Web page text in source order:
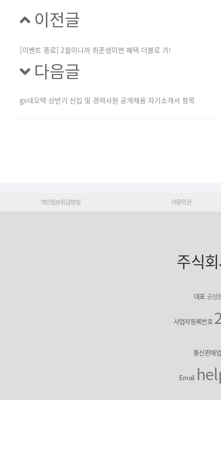
이전글
[이벤트 종료] 2월이니까 취준생이면 혜택 더블로 가!
다음글
gs네오텍 상반기 신입 및 경력사원 공개채용 자기소개서 항목
개인정보취급방침 이용약관
주식
대표공성
사업자등록번호
통신판매업
Email